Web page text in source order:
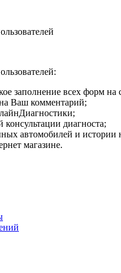
заполнение всех форм на
Ваш комментарий;
диагноста;
автомобилей и
магазине.